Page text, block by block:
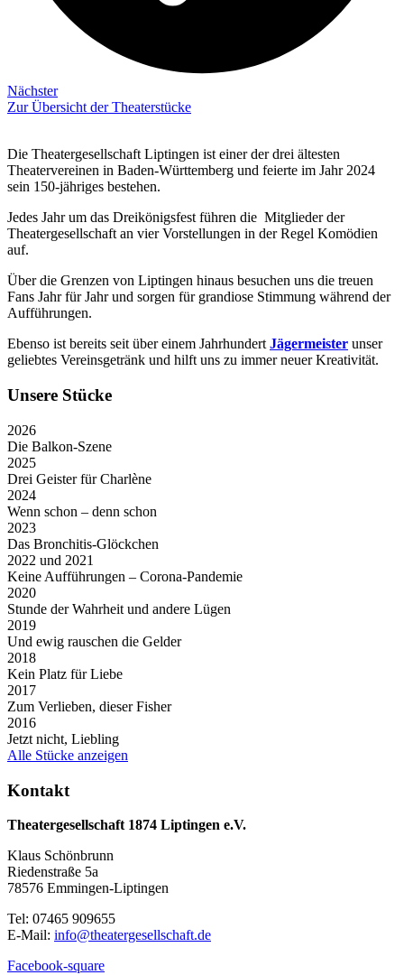
Nächster
Zur Übersicht der Theaterstücke
Die Theatergesellschaft Liptingen ist einer der drei ältesten
Theatervereinen in Baden-Württemberg und feierte im Jahr 2024
sein 150-jähriges bestehen.
Jedes Jahr um das Dreikönigsfest führen die Mitglieder der
Theatergesellschaft an vier Vorstellungen in der Regel Komödien
auf.
Über die Grenzen von Liptingen hinaus besuchen uns die treuen
Fans Jahr für Jahr und sorgen für grandiose Stimmung während der
Aufführungen.
Ebenso ist bereits seit über einem Jahrhundert Jägermeister unser
geliebtes Vereinsgetränk und hilft uns zu immer neuer Kreativität.
Unsere Stücke
2026
Die Balkon-Szene
2025
Drei Geister für Charlène
2024
Wenn schon – denn schon
2023
Das Bronchitis-Glöckchen
2022 und 2021
Keine Aufführungen – Corona-Pandemie
2020
Stunde der Wahrheit und andere Lügen
2019
Und ewig rauschen die Gelder
2018
Kein Platz für Liebe
2017
Zum Verlieben, dieser Fisher
2016
Jetzt nicht, Liebling
Alle Stücke anzeigen
Kontakt
Theatergesellschaft 1874 Liptingen e.V.
Klaus Schönbrunn
Riedenstraße 5a
78576 Emmingen-Liptingen
Tel: 07465 909655
E-Mail: info@theatergesellschaft.de
Facebook-square